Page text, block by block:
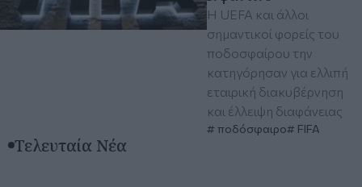
Η UEFA και άλλοι
σημαντικοί φορείς του
ποδοσφαίρου την
κατηγόρησαν για ελλιπή
εταιρική διακυβέρνηση
και έλλειψη διαφάνειας
ποδόσφαιρο FIFA
Τελευταία Νέα